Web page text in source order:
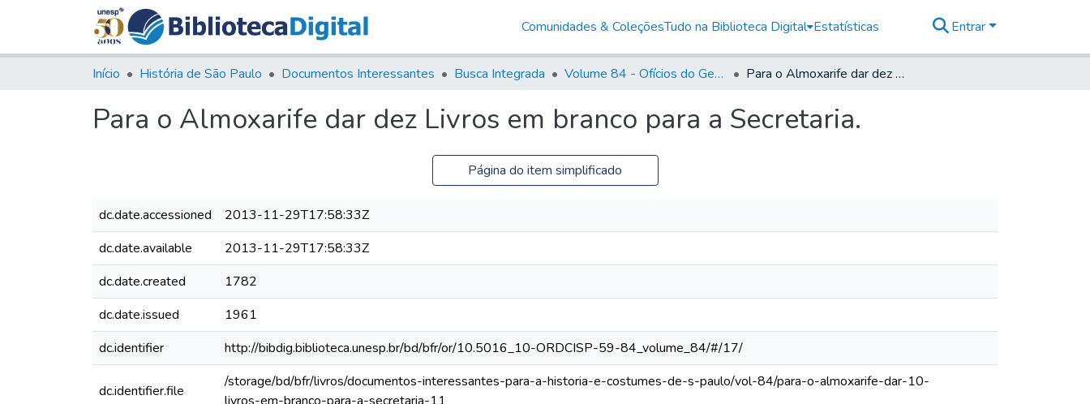
Comunidades & ColeçõesTudo na Biblioteca Digital Estatísticas Entrar
Início História de São Paulo Documentos Interessantes Busca Integrada Volume 84 - Ofícios do General Martins Lopes de Saldanha (Governador da Capitania): 1782- 1786 Para o Almoxarife dar dez Livros em branco para a Secretaria.
Para o Almoxarife dar dez Livros em branco para a Secretaria.
Página do item simplificado
dc.date.accessioned
2013-11-29T17:58:33Z
dc.date.available
2013-11-29T17:58:33Z
dc.date.created
1782
dc.date.issued
1961
dc.identifier
http://bibdig.biblioteca.unesp.br/bd/bfr/or/10.5016_10-ORDCISP-59-84_volume_84/#/17/
dc.identifier.file
/storage/bd/bfr/livros/documentos-interessantes-para-a-historia-e-costumes-de-s-paulo/vol-84/para-o-almoxarife-dar-10-